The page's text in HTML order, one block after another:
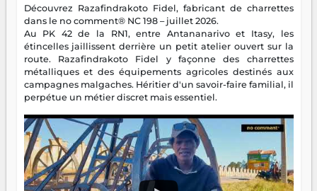
Découvrez Razafindrakoto Fidel, fabricant de charrettes
dans le no comment® NC 198 – juillet 2026.
Au PK 42 de la RN1, entre Antananarivo et Itasy, les
étincelles jaillissent derrière un petit atelier ouvert sur la
route. Razafindrakoto Fidel y façonne des charrettes
métalliques et des équipements agricoles destinés aux
campagnes malgaches. Héritier d'un savoir-faire familial, il
perpétue un métier discret mais essentiel.